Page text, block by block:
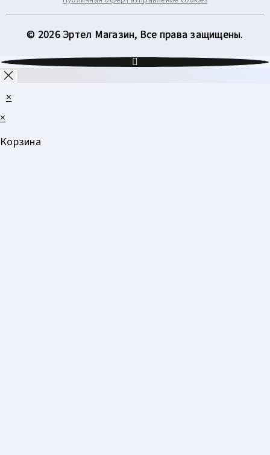
© 2026 Эртел Магазин, Все права защищены.
×
×
Корзина